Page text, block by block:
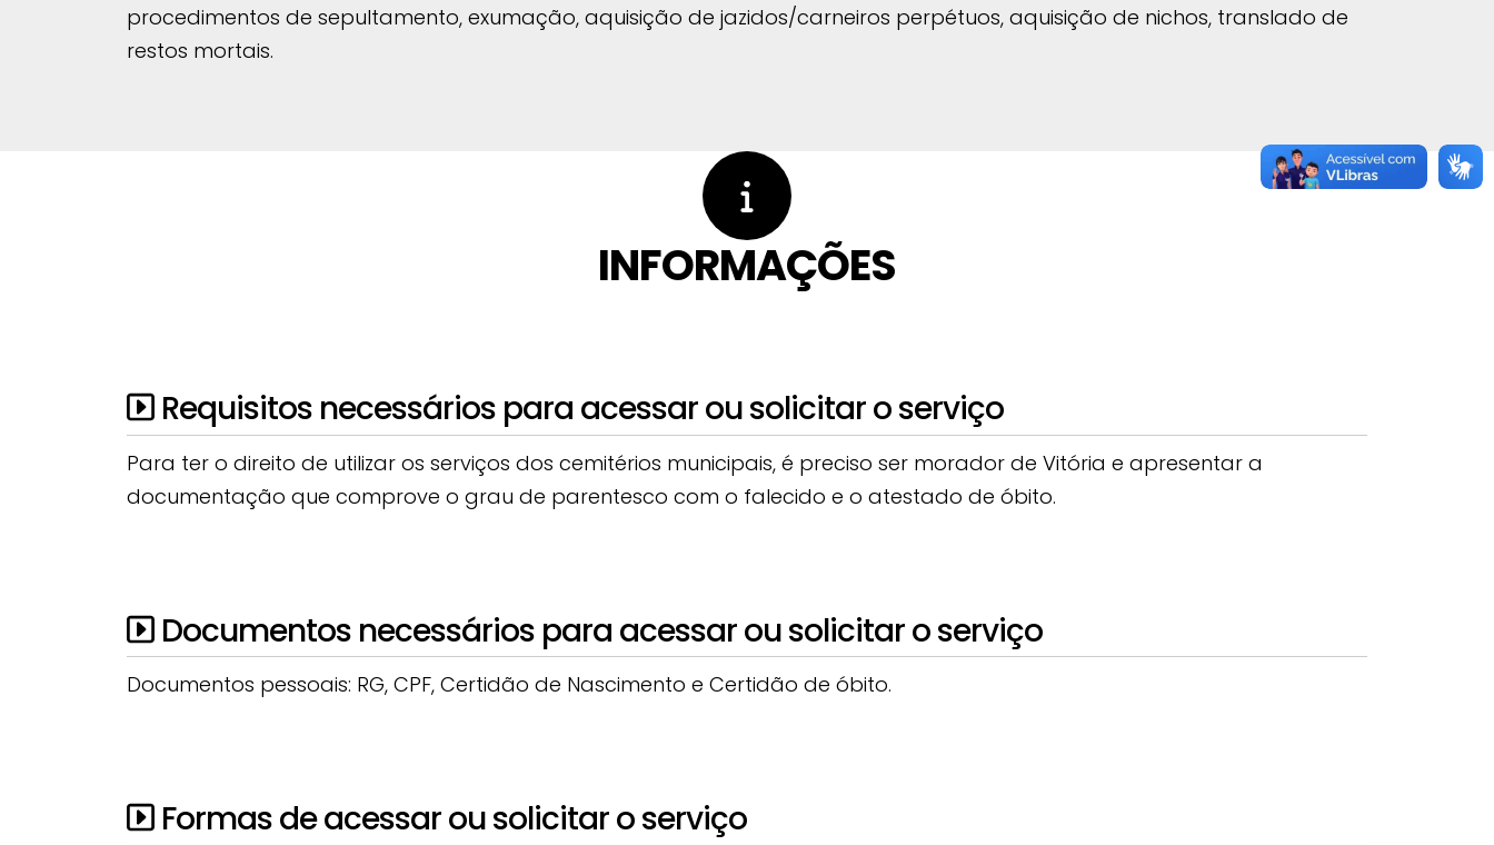
procedimentos de sepultamento, exumação, aquisição de jazidos/carneiros perpétuos, aquisição de nichos, translado de
restos mortais.
INFORMAÇÕES
Requisitos necessários para acessar ou solicitar o serviço
Para ter o direito de utilizar os serviços dos cemitérios municipais, é preciso ser morador de Vitória e apresentar a
documentação que comprove o grau de parentesco com o falecido e o atestado de óbito.
Documentos necessários para acessar ou solicitar o serviço
Documentos pessoais: RG, CPF, Certidão de Nascimento e Certidão de óbito.
Formas de acessar ou solicitar o serviço